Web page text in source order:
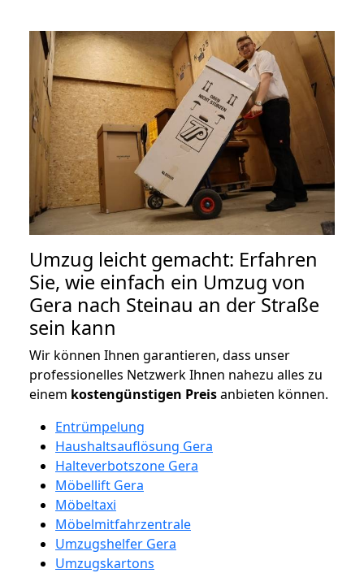
Umzug leicht gemacht: Erfahren
Sie, wie einfach ein Umzug von
Gera nach Steinau an der Straße
sein kann
Wir können Ihnen garantieren, dass unser
professionelles Netzwerk Ihnen nahezu alles zu
einem kostengünstigen Preisanbieten können.
Entrümpelung
Haushaltsauflösung Gera
Halteverbotszone Gera
Möbellift Gera
Möbeltaxi
Möbelmitfahrzentrale
Umzugshelfer Gera
Umzugskartons